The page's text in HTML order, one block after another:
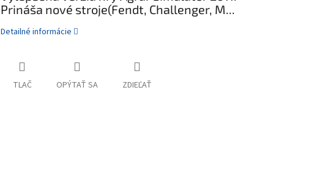
Prináša nové stroje(Fendt, Challenger, M...
Detailné informácie
TLAČ OPÝTAŤ SA ZDIEĽAŤ